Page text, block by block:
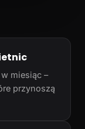
miesiąc –
przynoszą